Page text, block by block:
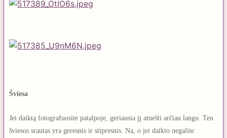
Šviesa
Jei daiktą fotografuosite patalpoje, geriausia jį atnešti arčiau lango. Ten
šviesos srautas yra geresnis ir stipresnis. Na, o jei daikto negalite